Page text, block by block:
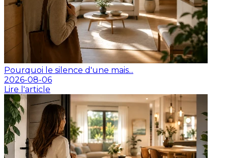
Pourquoi le silence d'une mais...
2026-08-06
Lire l'article